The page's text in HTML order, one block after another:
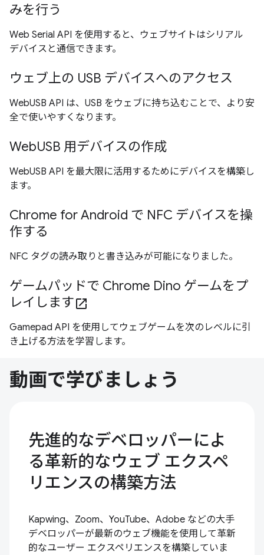
みを行う
Web Serial API を使用すると、ウェブサイトはシリアル
デバイスと通信できます。
ウェブ上の USB デバイスへのアクセス
WebUSB API は、USB をウェブに持ち込むことで、より安
全で使いやすくなります。
WebUSB 用デバイスの作成
WebUSB API を最大限に活用するためにデバイスを構築し
ます。
Chrome for Android で NFC デバイスを操
作する
NFC タグの読み取りと書き込みが可能になりました。
ゲームパッドで Chrome Dino ゲームをプ
レイしますopen_in_new
Gamepad API を使用してウェブゲームを次のレベルに引
き上げる方法を学習します。
動画で学びましょう
先進的なデベロッパーによ
る革新的なウェブ エクスペ
リエンスの構築方法
Kapwing、Zoom、YouTube、Adobe などの大手
デベロッパーが最新のウェブ機能を使用して革新
的なユーザー エクスペリエンスを構築していま